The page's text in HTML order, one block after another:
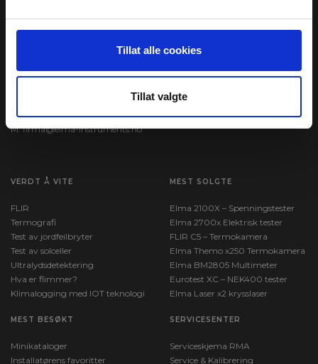
Tillat alle cookies
Tillat valgte
N-0977 Oslo
Org. nr. 935 507 065
M:firma@elma-instruments.no​
Man - Fre: kl. 8-16
Finn oss:
VERDT Å VITE
FLIR
Termografi
Test av jordfeilbryter
Test av solceller
Ultralydsdetektering
Hva er flimmer?
Klimalogging med IOT teknologi
MEST SOLGTE
Elma 2100X – Spenningstester
Elma 2700x Elektrisk tester
FLIR C5 – Termokamera
Elma Themo x250 Termokamera
Elma BM2805 Multimeter
Eurotest XC – NEK400 tester
Elma Laser x2 krysslaser
MEST BESØKT
Minikataloger
Installatørens favoritter
SERVICESENTER
Serviceskjema RMA
Service & Kalibrering